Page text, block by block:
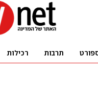
תרבות רכילות